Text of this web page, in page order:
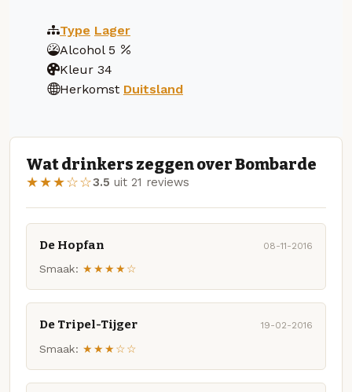
Type Lager
Alcohol 5
Kleur 34
Herkomst Duitsland
Wat drinkers zeggen over Bombarde
★★★☆☆3.5 uit 21 reviews
De Hopfan 08-11-2016
Smaak: ★★★★☆
De Tripel-Tijger 19-02-2016
Smaak: ★★★☆☆